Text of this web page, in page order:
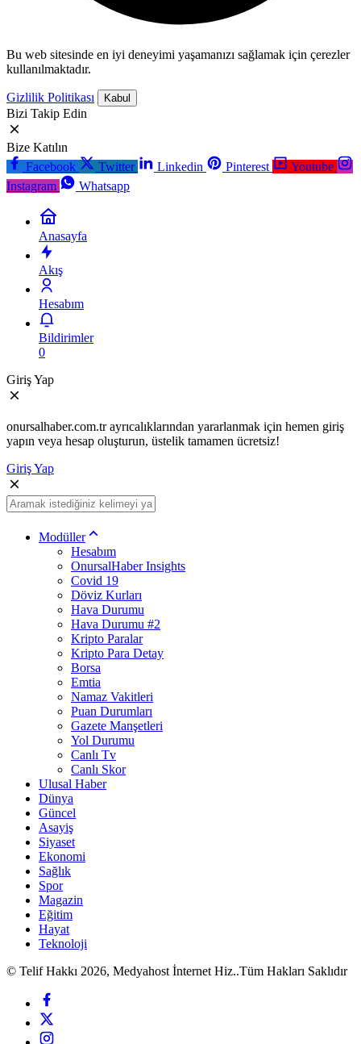
Bu web sitesinde en iyi deneyimi yaşamanızı sağlamak için çerezler
kullanılmaktadır.
Gizlilik Politikası Kabul
Bizi Takip Edin
Bize Katılın
Facebook
Twitter Linkedin Pinterest
Youtube
Instagram
Whatsapp
Anasayfa
Akış
Hesabım
Bildirimler
0
Giriş Yap
onursalhaber.com.tr ayrıcalıklarından yararlanmak için hemen giriş
yapın veya hesap oluşturun, üstelik tamamen ücretsiz!
Giriş Yap
Modüller
Hesabım
OnursalHaber Insights
Covid 19
Döviz Kurları
Hava Durumu
Hava Durumu #2
Kripto Paralar
Kripto Para Detay
Borsa
Emtia
Namaz Vakitleri
Puan Durumları
Gazete Manşetleri
Yol Durumu
Canlı Tv
Canlı Skor
Ulusal Haber
Dünya
Güncel
Asayiş
Siyaset
Ekonomi
Sağlık
Spor
Magazin
Eğitim
Hayat
Teknoloji
© Telif Hakkı 2026, Medyahost İnternet Hiz..Tüm Hakları Saklıdır